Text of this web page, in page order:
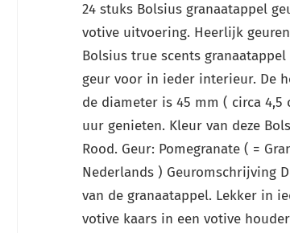
24 stuks Bolsius granaatappel
votive uitvoering. Heerlijk
Bolsius true scents
geur voor in ieder interieur. De
de diameter is 45 mm ( circa 4,5
uur genieten. Kleur van deze
Rood. Geur: Pomegranate ( =
Nederlands ) Geuromschrijving
van de granaatappel. Lekker in
votive kaars in een votive